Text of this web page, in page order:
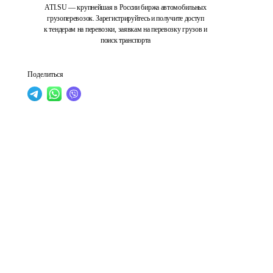
ATI.SU — крупнейшая в России биржа автомобильных
грузоперевозок. Зарегистрируйтесь и получите доступ
к тендерам на перевозки, заявкам на перевозку грузов и
поиск транспорта
Поделиться